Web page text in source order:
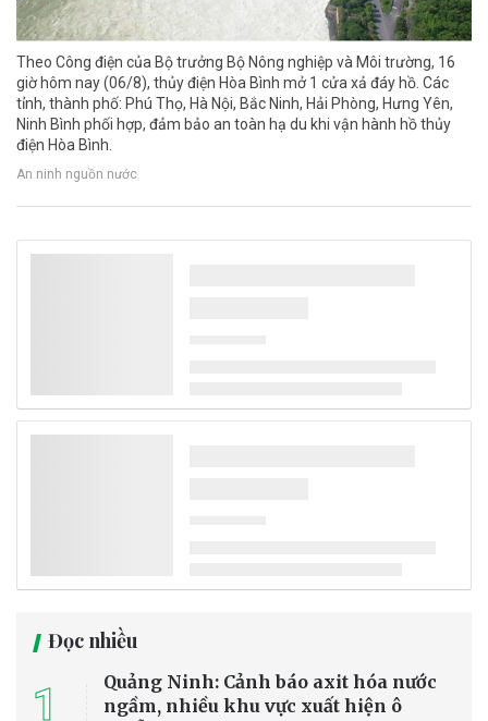
Theo Công điện của Bộ trưởng Bộ Nông nghiệp và Môi trường, 16
giờ hôm nay (06/8), thủy điện Hòa Bình mở 1 cửa xả đáy hồ. Các
tỉnh, thành phố: Phú Thọ, Hà Nội, Bắc Ninh, Hải Phòng, Hưng Yên,
Ninh Bình phối hợp, đảm bảo an toàn hạ du khi vận hành hồ thủy
điện Hòa Bình.
An ninh nguồn nước
Công nghệ mới tạo 500 lít nước mỗi ngày từ
Một công ty công nghệ khí hậu tại Tây Ban Nha vừa giới thiệu thiết
bị có khả năng tạo tới 500 lít nước mỗi ngày từ không khí, kể cả ở
những khu vực khô hạn. Công nghệ mới được kỳ vọng góp phần
giải quyết tình trạng thiếu nước ngày càng nghiêm trọng do biến